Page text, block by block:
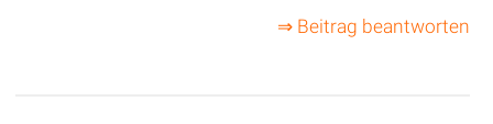
⇒ Beitrag beantworten